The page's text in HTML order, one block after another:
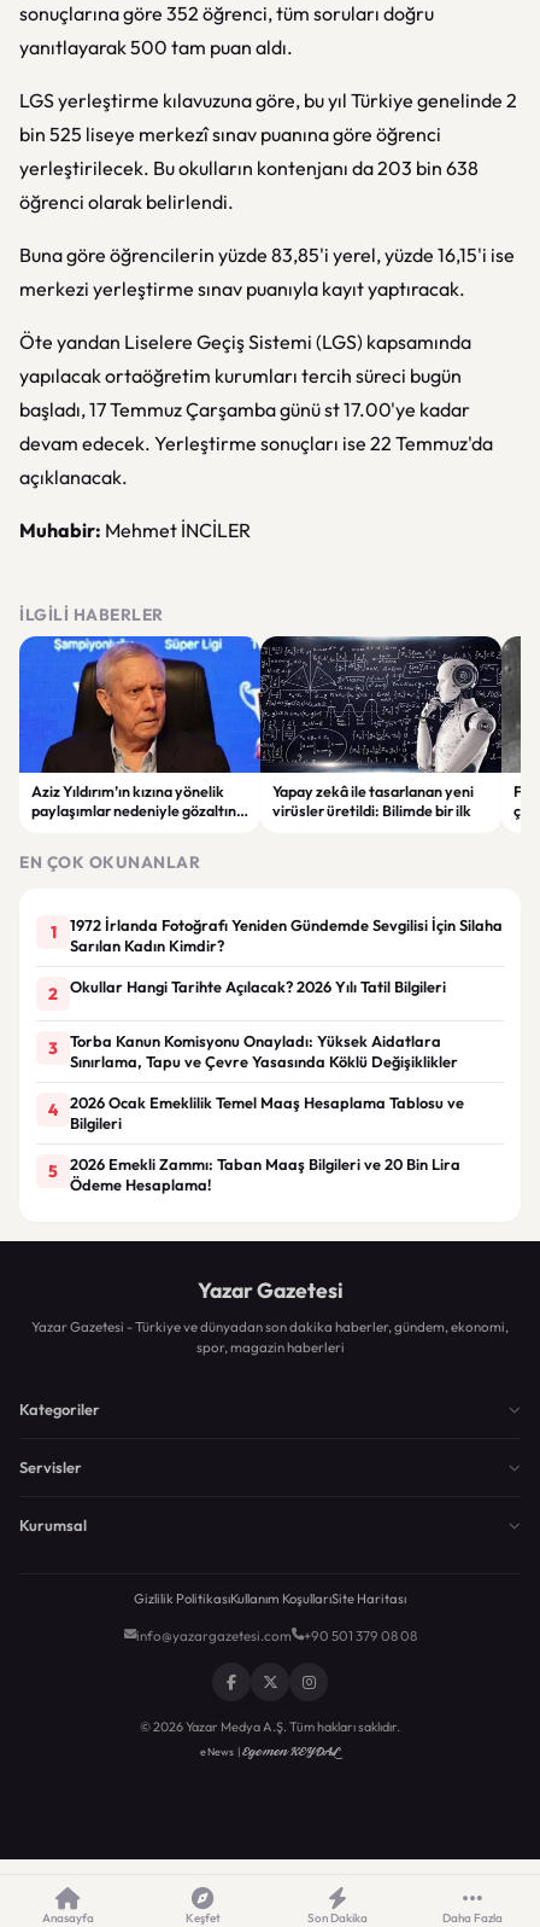
sonuçlarına göre 352 öğrenci, tüm soruları doğru
yanıtlayarak 500 tam puan aldı.
LGS yerleştirme kılavuzuna göre, bu yıl Türkiye genelinde 2
bin 525 liseye merkezî sınav puanına göre öğrenci
yerleştirilecek. Bu okulların kontenjanı da 203 bin 638
öğrenci olarak belirlendi.
Buna göre öğrencilerin yüzde 83,85'i yerel, yüzde 16,15'i ise
merkezi yerleştirme sınav puanıyla kayıt yaptıracak.
Öte yandan Liselere Geçiş Sistemi (LGS) kapsamında
yapılacak ortaöğretim kurumları tercih süreci bugün
başladı, 17 Temmuz Çarşamba günü st 17.00'ye kadar
devam edecek. Yerleştirme sonuçları ise 22 Temmuz'da
açıklanacak.
Muhabir: Mehmet İNCİLER
İLGILI HABERLER
Aziz Yıldırım’ın kızına yönelik
paylaşımlar nedeniyle gözaltına
Yapay zekâ ile tasarlanan yeni
virüsler üretildi: Bilimde bir ilk
EN ÇOK OKUNANLAR
1
1972 İrlanda Fotoğrafı Yeniden Gündemde Sevgilisi İçin Silaha
Sarılan Kadın Kimdir?
2 Okullar Hangi Tarihte Açılacak? 2026 Yılı Tatil Bilgileri
3
Torba Kanun Komisyonu Onayladı: Yüksek Aidatlara
Sınırlama, Tapu ve Çevre Yasasında Köklü Değişiklikler
4
2026 Ocak Emeklilik Temel Maaş Hesaplama Tablosu ve
Bilgileri
5
2026 Emekli Zammı: Taban Maaş Bilgileri ve 20 Bin Lira
Ödeme Hesaplama!
Yazar Gazetesi
Yazar Gazetesi - Türkiye ve dünyadan son dakika haberler, gündem, ekonomi,
spor, magazin haberleri
Kategoriler
Servisler
Kurumsal
Gizlilik PolitikasıKullanım KoşullarıSite Haritası
info@yazargazetesi.com +90 501 379 08 08
© 2026 Yazar Medya A.Ş. Tüm hakları saklıdır.
eNews |Egemen KEYDAL
Anasayfa Keşfet Son Dakika Daha Fazla